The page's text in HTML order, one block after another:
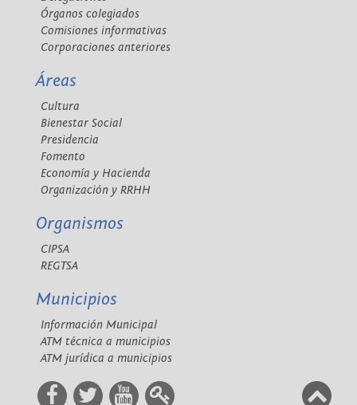
Órganos colegiados
Comisiones informativas
Corporaciones anteriores
Áreas
Cultura
Bienestar Social
Presidencia
Fomento
Economía y Hacienda
Organización y RRHH
Organismos
CIPSA
REGTSA
Municipios
Información Municipal
ATM técnica a municipios
ATM jurídica a municipios